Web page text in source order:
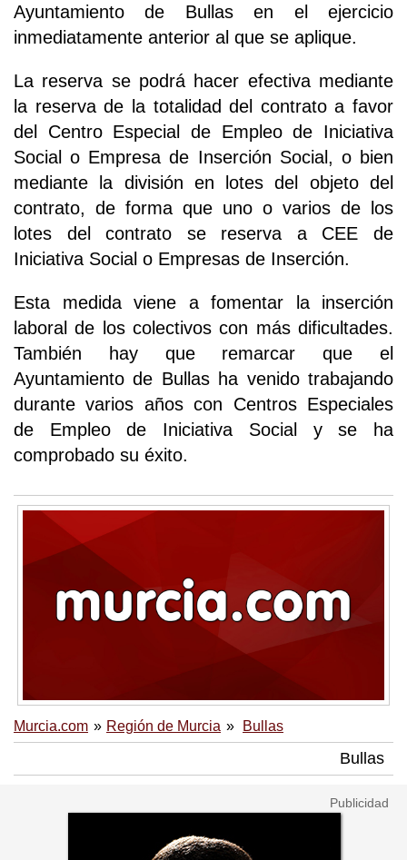
Ayuntamiento de Bullas en el ejercicio
inmediatamente anterior al que se aplique.
La reserva se podrá hacer efectiva mediante
la reserva de la totalidad del contrato a favor
del Centro Especial de Empleo de Iniciativa
Social o Empresa de Inserción Social, o bien
mediante la división en lotes del objeto del
contrato, de forma que uno o varios de los
lotes del contrato se reserva a CEE de
Iniciativa Social o Empresas de Inserción.
Esta medida viene a fomentar la inserción
laboral de los colectivos con más dificultades.
También hay que remarcar que el
Ayuntamiento de Bullas ha venido trabajando
durante varios años con Centros Especiales
de Empleo de Iniciativa Social y se ha
comprobado su éxito.
Murcia.com Región de Murcia Bullas
Bullas